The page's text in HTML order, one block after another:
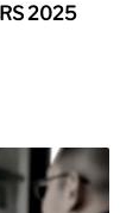
2025